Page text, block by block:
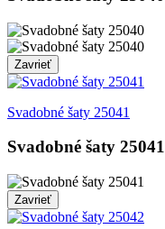
Zavrieť
Svadobné šaty 25041
Svadobné šaty 25041
Zavrieť